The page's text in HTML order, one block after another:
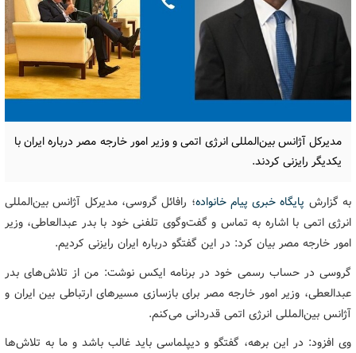
مدیرکل آژانس بین‌المللی انرژی اتمی و وزیر امور خارجه مصر درباره ایران با
یکدیگر رایزنی کردند.
به گزارش پایگاه خبری پیام خانواده؛ رافائل گروسی، مدیرکل آژانس بین‌المللی
انرژی اتمی با اشاره به تماس و گفت‌وگوی تلفنی خود با بدر عبدالعاطی، وزیر
امور خارجه مصر بیان کرد: در این گفتگو درباره ایران رایزنی کردیم.
گروسی در حساب رسمی خود در برنامه ایکس نوشت: من از تلاش‌های بدر
عبدالعطی، وزیر امور خارجه مصر برای بازسازی مسیرهای ارتباطی بین ایران و
آژانس بین‌المللی انرژی اتمی قدردانی می‌کنم.
وی افزود: در این برهه، گفتگو و دیپلماسی باید غالب باشد و ما به تلاش‌ها